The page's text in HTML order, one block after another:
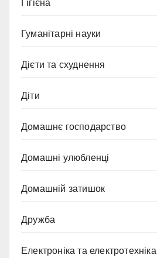
Гігієна
Гуманітарні науки
Дієти та схуднення
Діти
Домашнє господарство
Домашні улюбленці
Домашній затишок
Дружба
Електроніка та електротехніка